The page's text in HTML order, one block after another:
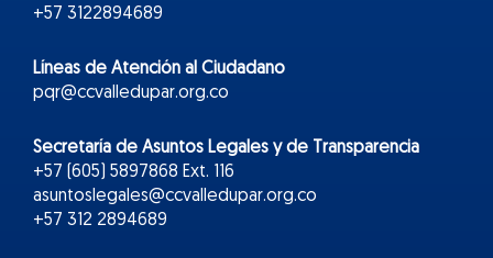
+57 3122894689
Líneas de Atención al Ciudadano
pqr@ccvalledupar.org.co
Secretaría de Asuntos Legales y de Transparencia
+57 (605) 5897868 Ext. 116
asuntoslegales@ccvalledupar.org.co
+57 312 2894689